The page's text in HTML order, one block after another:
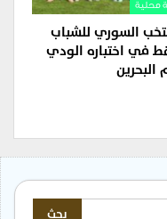
محلية
السوري للشباب
في اختباره الودي
البحرين